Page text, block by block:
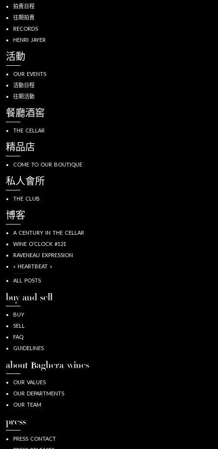
拍賣日程
往期拍賣
RECORDS
HENRI JAYER
活動
OUR EVENTS
活動日程
往期活動
餐廳酒窖
THE CELLAR
精品店
COME TO OUR BOUTIQUE
私人會所
THE CLUB
博客
A CENTURY IN THE CELLAR
WINE O’CLOCK #121
RAVENEAU EXPRESSION
« HEARTBEAT »
ALL POSTS
buy and sell
BUY
SELL
FAQ
GUIDELINES
about Baghera/wines
OUR VALUES
OUR DEPARTMENTS
OUR TEAM
press
PRESS CONTACT